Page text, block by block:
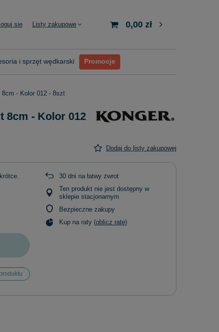
się Listy zakupowe 0,00 zł
i sprzęt wędkarski Promocje
- Kolor 012 - 8szt
8cm - Kolor 012
Dodaj do listy zakupowej
30 dni na łatwy zwrot
Ten produkt nie jest dostępny w
sklepie stacjonarnym
Bezpieczne zakupy
Kup na raty (oblicz ratę)